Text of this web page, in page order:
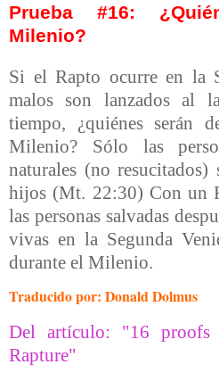
Prueba #16:
Milenio?
Si el Rapto ocurre en la
malos son lanzados al
tiempo, ¿quiénes serán
Milenio? Sólo las
naturales (no resucitados)
hijos (Mt. 22:30) Con un
las personas salvadas
vivas en la Segunda
durante el Milenio.
Traducido por: Donald Dolmus
Del artículo: "16
Rapture"